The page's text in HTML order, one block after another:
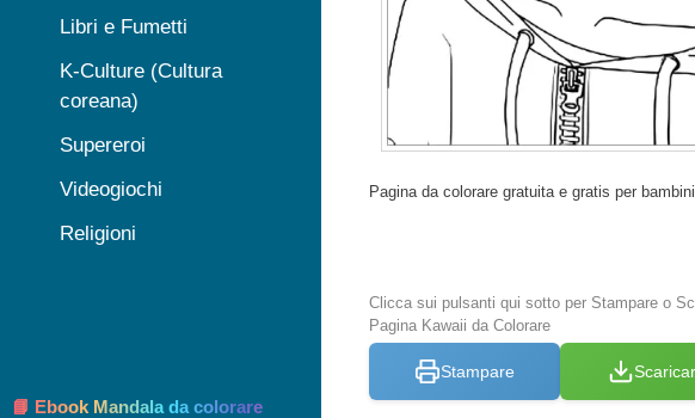
Pagina da colorare gratuita e gratis per
Clicca sui pulsanti qui sotto per Stampare o
Pagina Kawaii da Colorare
Stampare
Libri e Fumetti
K-Culture (Cultura
coreana)
Supereroi
Videogiochi
Religioni
📘 Ebook Mandala da colorare